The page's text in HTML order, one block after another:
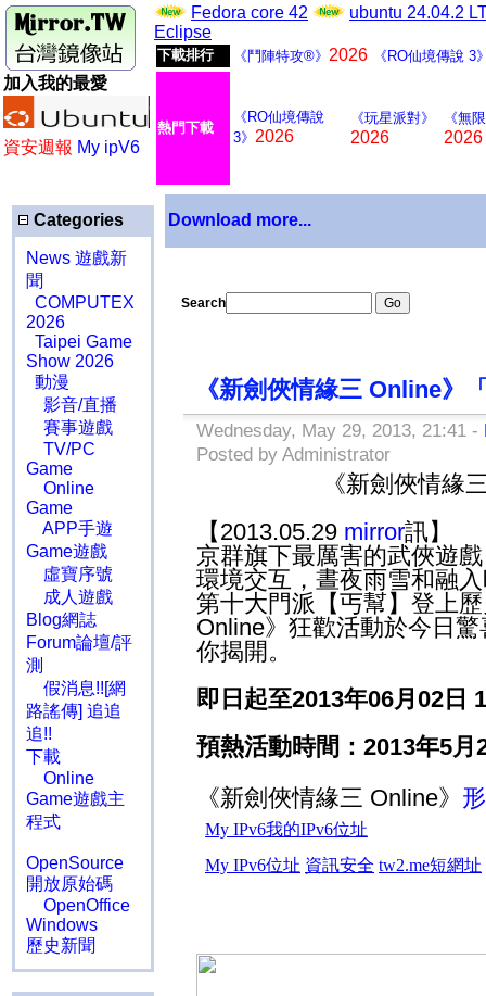
加入我的最愛
資安週報 My ipV6
Fedora core 42
ubuntu 24.04.2
Eclipse
下載排行 《鬥陣特攻®》 2026 《RO仙境傳說 3
熱門下載
《RO仙境傳說
3》 2026
《玩星派對》
2026
《無
2026
Categories
News 遊戲新
聞
COMPUTEX
2026
Taipei Game
Show 2026
動漫
影音/直播
賽事遊戲
TV/PC
Game
Online
Game
APP手遊
Game遊戲
虛寶序號
成人遊戲
Blog網誌
Forum論壇/評
測
假消息!![網
路謠傳] 追追
追!!
下載
Online
Game遊戲主
程式
OpenSource
開放原始碼
OpenOffice
Windows
歷史新聞
Download more...
Search
《新劍俠情緣三 Online》
Wednesday, May 29, 2013, 21:41 -
Posted by Administrator
《新劍俠情緣
【2013.05.29 mirror訊】
京群旗下最厲害的武俠遊
環境交互，晝夜雨雪和融
第十大門派【丐幫】登上
Online》狂歡活動於今日
你揭開。
即日起至2013年06月02日
預熱活動時間：2013年5
《新劍俠情緣三 Online》